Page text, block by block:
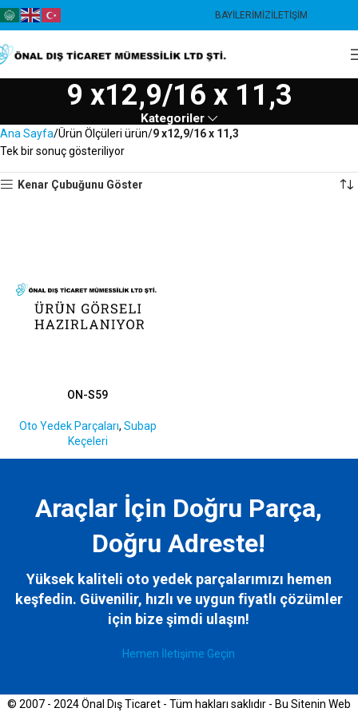
BAYILERIMIZİLETIŞIM
9 x12,9/16 x 11,3
Kategoriler
Ana Sayfa Ürün Ölçüleri ürün 9 x12,9/16 x 11,3
Tek bir sonuç gösteriliyor
Kenar Çubuğunu Göster
ON-S59
Oto Yedek Parçaları, Subap
Keçeleri
Araçlar İçin Doğru Parça,
Doğru Adreste!
Yüksek kaliteli oto yedek parçalarımızı hemen
keşfedin. Güvenilir, hızlı ve uygun fiyatlı çözümler
için bizeşimdi ulaşın!
Hemen İletişime Geçin
© 2007 - 2024 Önal Dış Ticaret - Tüm hakları saklıdır - Bu Sitenin Web